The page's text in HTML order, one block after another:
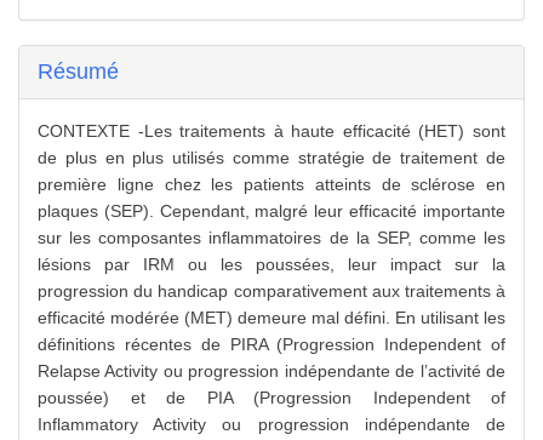
Résumé
CONTEXTE -Les traitements à haute efficacité (HET) sont
de plus en plus utilisés comme stratégie de traitement de
première ligne chez les patients atteints de sclérose en
plaques (SEP). Cependant, malgré leur efficacité importante
sur les composantes inflammatoires de la SEP, comme les
lésions par IRM ou les poussées, leur impact sur la
progression du handicap comparativement aux traitements à
efficacité modérée (MET) demeure mal défini. En utilisant les
définitions récentes de PIRA (Progression Independent of
Relapse Activity ou progression indépendante de l’activité de
poussée) et de PIA (Progression Independent of
Inflammatory Activity ou progression indépendante de